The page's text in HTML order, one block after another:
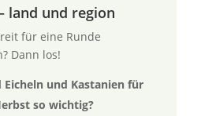
land und region
für eine Runde
Dann los!
Eicheln und Kastanien für
so wichtig?